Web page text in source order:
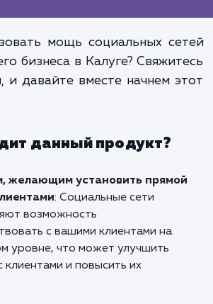
и
вашего
сетях. Это не просто
для
отношений с
и увеличения